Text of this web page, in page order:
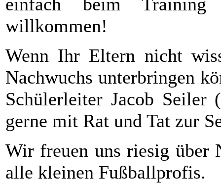
willkommen!
Wenn Ihr Eltern nicht
Nachwuchs unterbringen
Schülerleiter Jacob Seiler
gerne mit Rat und Tat zur
Wir freuen uns riesig über
alle kleinen Fußballprofis.